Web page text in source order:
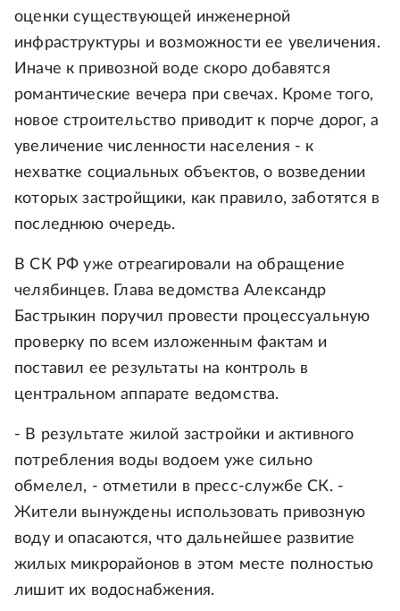
оценки существующей инженерной
инфраструктуры и возможности ее увеличения.
Иначе к привозной воде скоро добавятся
романтические вечера при свечах. Кроме того,
новое строительство приводит к порче дорог, а
увеличение численности населения - к
нехватке социальных объектов, о возведении
которых застройщики, как правило, заботятся в
последнюю очередь.
В СК РФ уже отреагировали на обращение
челябинцев. Глава ведомства Александр
Бастрыкин поручил провести процессуальную
проверку по всем изложенным фактам и
поставил ее результаты на контроль в
центральном аппарате ведомства.
- В результате жилой застройки и активного
потребления воды водоем уже сильно
обмелел, - отметили в пресс-службе СК. -
Жители вынуждены использовать привозную
воду и опасаются, что дальнейшее развитие
жилых микрорайонов в этом месте полностью
лишит их водоснабжения.